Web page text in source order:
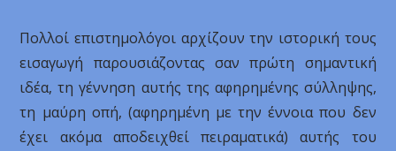
Πολλοί επιστημολόγοι αρχίζουν την ιστορική τους
εισαγωγή παρουσιάζοντας σαν πρώτη σημαντική
ιδέα, τη γέννηση αυτής της αφηρημένης σύλληψης,
τη μαύρη οπή, (αφηρημένη με την έννοια που δεν
έχει ακόμα αποδειχθεί πειραματικά) αυτής του